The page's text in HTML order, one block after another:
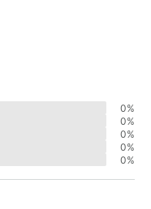
0%
0%
0%
0%
0%